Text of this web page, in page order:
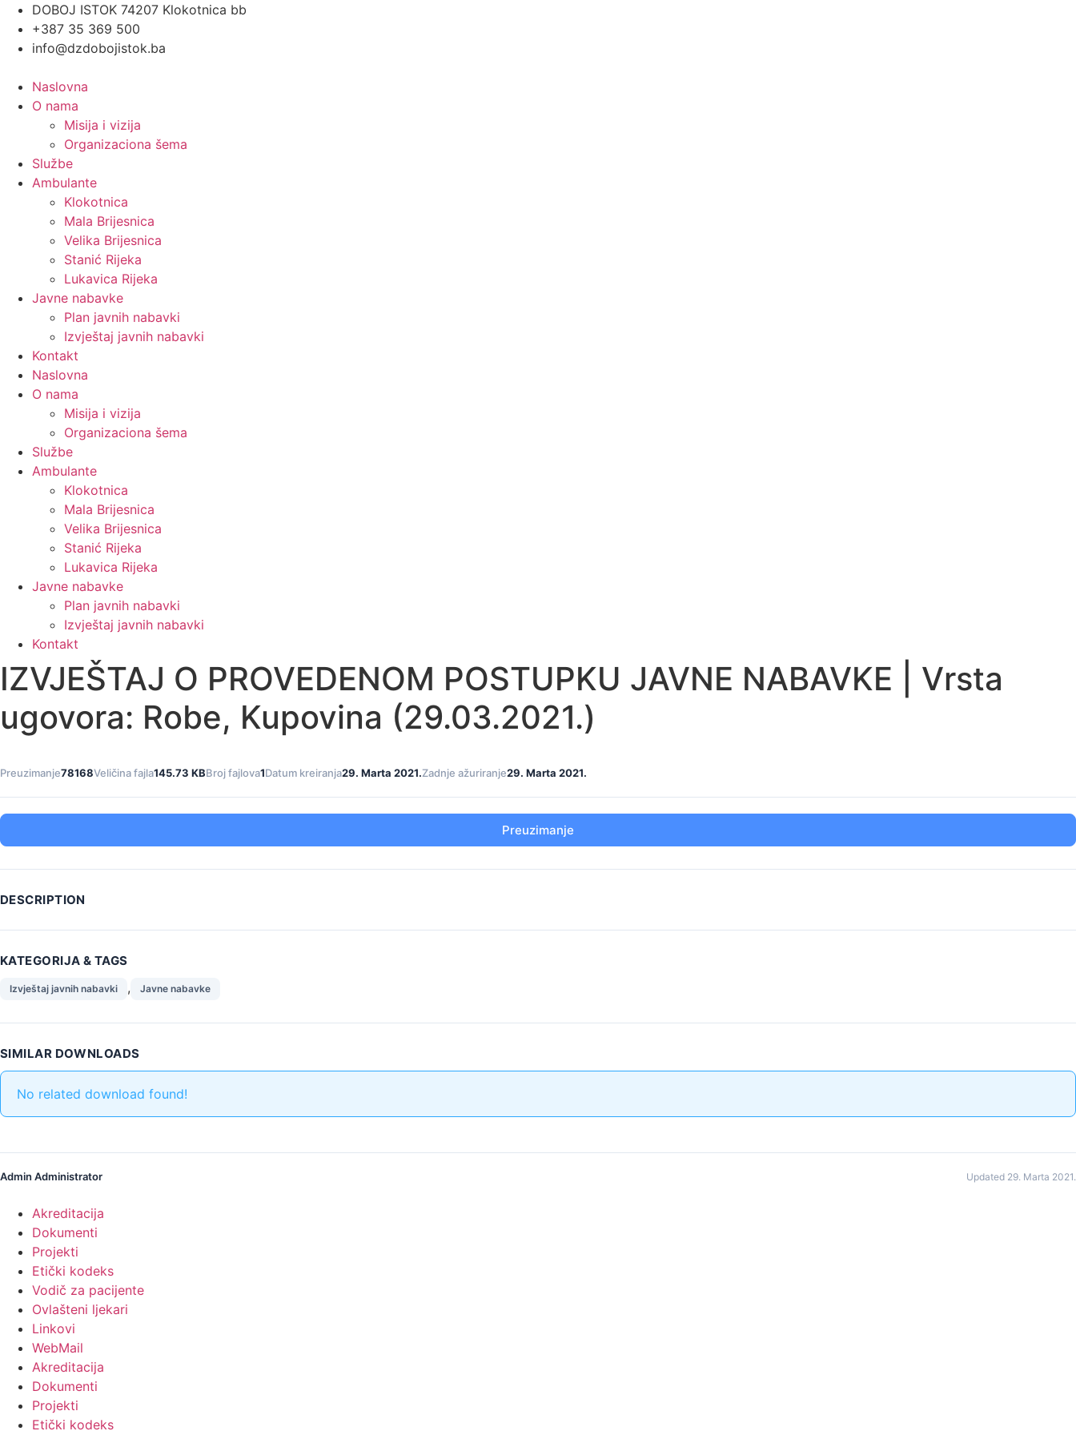
Skip
content
DOBOJ ISTOK 74207 Klokotnica bb
+387 35 369 500
info@dzdobojistok.ba
Naslovna
O nama
Misija i vizija
Organizaciona šema
Službe
Ambulante
Klokotnica
Mala Brijesnica
Velika Brijesnica
Stanić Rijeka
Lukavica Rijeka
Javne nabavke
Plan javnih nabavki
Izvještaj javnih nabavki
Kontakt
Naslovna
O nama
Misija i vizija
Organizaciona šema
Službe
Ambulante
Klokotnica
Mala Brijesnica
Velika Brijesnica
Stanić Rijeka
Lukavica Rijeka
Javne nabavke
Plan javnih nabavki
Izvještaj javnih nabavki
Kontakt
IZVJEŠTAJ O PROVEDENOM POSTUPKU JAVNE NABAVKE | Vrsta
ugovora: Robe, Kupovina (29.03.2021.)
Preuzimanje78168Veličina fajla145.73 KBBroj fajlova1Datum kreiranja29. Marta 2021.Zadnje ažuriranje29. Marta 2021.
Preuzimanje
DESCRIPTION
KATEGORIJA & TAGS
Izvještaj javnih nabavki , Javne nabavke
SIMILAR DOWNLOADS
No related download found!
Admin Administrator Updated 29. Marta 2021.
Akreditacija
Dokumenti
Projekti
Etički kodeks
Vodič za pacijente
Ovlašteni ljekari
Linkovi
WebMail
Akreditacija
Dokumenti
Projekti
Etički kodeks